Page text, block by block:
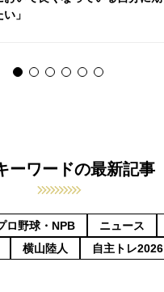
い」
ーワードの最新記事
ロ野球・NPB ニュース
横山陸人 自主トレ2026